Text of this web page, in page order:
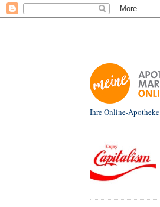
Ihre Online-Apotheke